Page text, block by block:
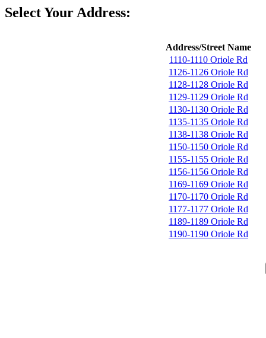
Select Your Address:
Address/Street Name
1110-1110 Oriole Rd
1126-1126 Oriole Rd
1128-1128 Oriole Rd
1129-1129 Oriole Rd
1130-1130 Oriole Rd
1135-1135 Oriole Rd
1138-1138 Oriole Rd
1150-1150 Oriole Rd
1155-1155 Oriole Rd
1156-1156 Oriole Rd
1169-1169 Oriole Rd
1170-1170 Oriole Rd
1177-1177 Oriole Rd
1189-1189 Oriole Rd
1190-1190 Oriole Rd